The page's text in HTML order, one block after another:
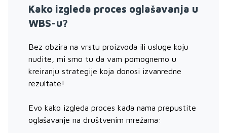
Kako izgleda proces oglašavanja u
WBS-u?
Bez obzira na vrstu proizvoda ili usluge koju
nudite, mi smo tu da vam pomognemo u
kreiranju strategije koja donosi izvanredne
rezultate!
Evo kako izgleda proces kada nama prepustite
oglašavanje na društvenim mrežama: